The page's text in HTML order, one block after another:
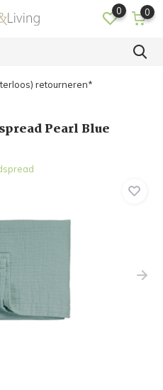
0 0
retourneren*
Pearl Blue